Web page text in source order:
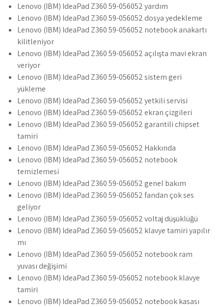
Lenovo (IBM) IdeaPad Z360 59-056052 yardım
Lenovo (IBM) IdeaPad Z360 59-056052 dosya yedekleme
Lenovo (IBM) IdeaPad Z360 59-056052 notebook anakartı
kilitleniyor
Lenovo (IBM) IdeaPad Z360 59-056052 açılışta mavi ekran
veriyor
Lenovo (IBM) IdeaPad Z360 59-056052 sistem geri
yükleme
Lenovo (IBM) IdeaPad Z360 59-056052 yetkili servisi
Lenovo (IBM) IdeaPad Z360 59-056052 ekran çizgileri
Lenovo (IBM) IdeaPad Z360 59-056052 garantili chipset
tamiri
Lenovo (IBM) IdeaPad Z360 59-056052 Hakkında
Lenovo (IBM) IdeaPad Z360 59-056052 notebook
temizlemesi
Lenovo (IBM) IdeaPad Z360 59-056052 genel bakım
Lenovo (IBM) IdeaPad Z360 59-056052 fandan çok ses
geliyor
Lenovo (IBM) IdeaPad Z360 59-056052 voltaj düşüklüğü
Lenovo (IBM) IdeaPad Z360 59-056052 klavye tamiri yapılır
mı
Lenovo (IBM) IdeaPad Z360 59-056052 notebook ram
yuvası değişimi
Lenovo (IBM) IdeaPad Z360 59-056052 notebook klavye
tamiri
Lenovo (IBM) IdeaPad Z360 59-056052 notebook kasası